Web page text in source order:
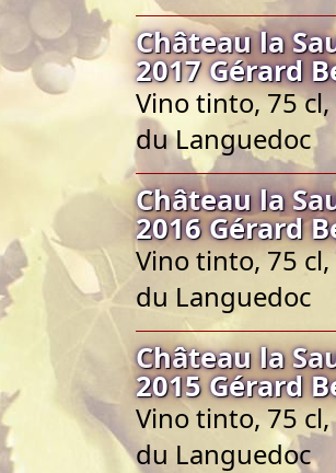
Château la
2017 Gérard
Vino tinto, 75
du Languedoc
Château la
2016 Gérard
Vino tinto, 75
du Languedoc
Château la
2015 Gérard
Vino tinto, 75
du Languedoc